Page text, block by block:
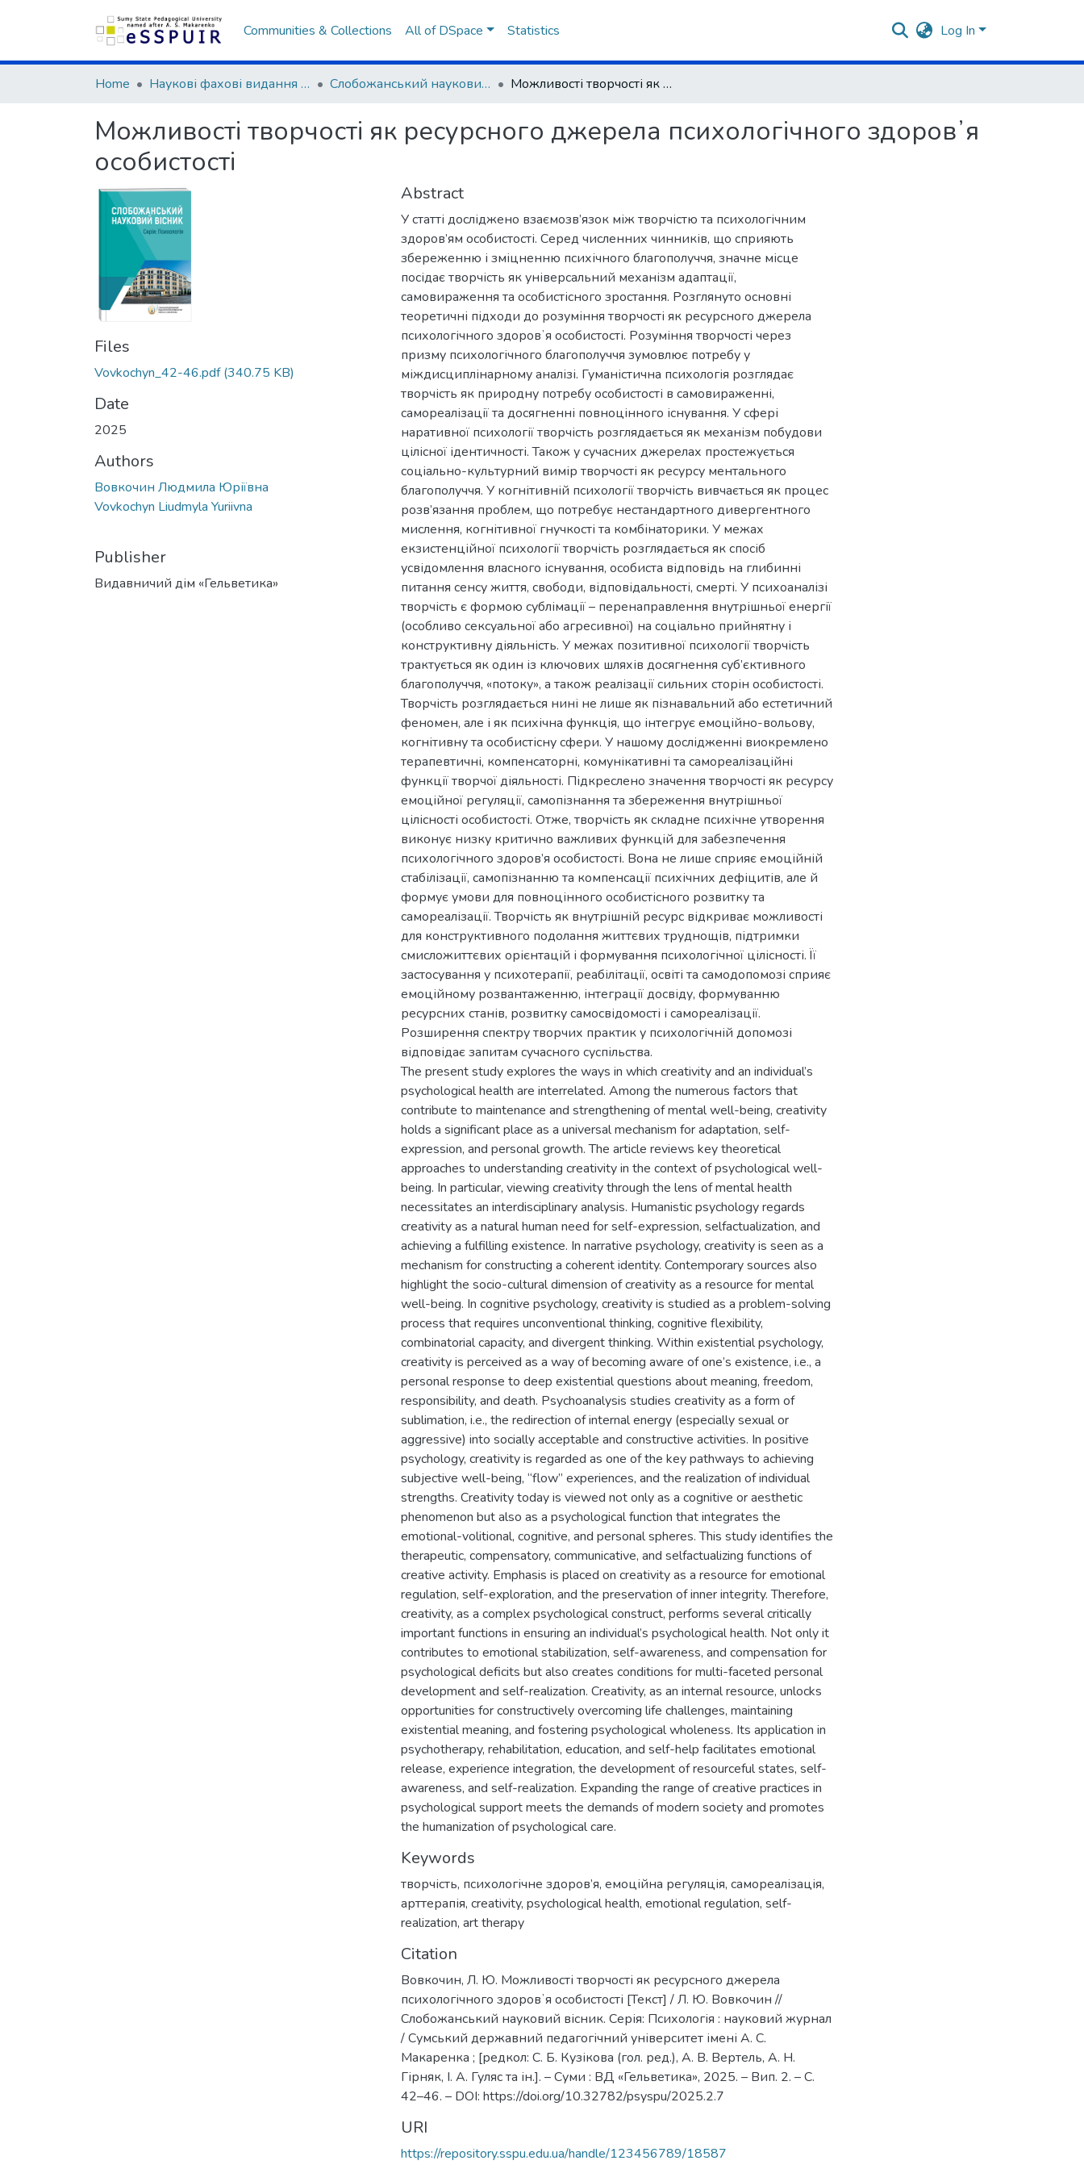
Communities & Collections All of DSpace Statistics Log In
Home Наукові фахові видання СумДПУ Слобожанський науковий вісник. Серія Психологія Можливості творчості як ресурсного джерела психологічного здоровʼя особистості
Можливості творчості як ресурсного джерела психологічного здоровʼя
особистості
Files
Vovkochyn_42-46.pdf(340.75 KB)
Date
2025
Authors
Вовкочин Людмила Юріївна
Vovkochyn Liudmyla Yuriivna
Publisher
Видавничий дім «Гельветика»
Abstract
У статті досліджено взаємозв’язок між творчістю та психологічним
здоров’ям особистості. Серед численних чинників, що сприяють
збереженню і зміцненню психічного благополуччя, значне місце
посідає творчість як універсальний механізм адаптації,
самовираження та особистісного зростання. Розглянуто основні
теоретичні підходи до розуміння творчості як ресурсного джерела
психологічного здоровʼя особистості. Розуміння творчості через
призму психологічного благополуччя зумовлює потребу у
міждисциплінарному аналізі. Гуманістична психологія розглядає
творчість як природну потребу особистості в самовираженні,
самореалізації та досягненні повноцінного існування. У сфері
наративної психології творчість розглядається як механізм побудови
цілісної ідентичності. Також у сучасних джерелах простежується
соціально-культурний вимір творчості як ресурсу ментального
благополуччя. У когнітивній психології творчість вивчається як процес
розв’язання проблем, що потребує нестандартного дивергентного
мислення, когнітивної гнучкості та комбінаторики. У межах
екзистенційної психології творчість розглядається як спосіб
усвідомлення власного існування, особиста відповідь на глибинні
питання сенсу життя, свободи, відповідальності, смерті. У психоаналізі
творчість є формою сублімації – перенаправлення внутрішньої енергії
(особливо сексуальної або агресивної) на соціально прийнятну і
конструктивну діяльність. У межах позитивної психології творчість
трактується як один із ключових шляхів досягнення суб’єктивного
благополуччя, «потоку», а також реалізації сильних сторін особистості.
Творчість розглядається нині не лише як пізнавальний або естетичний
феномен, але і як психічна функція, що інтегрує емоційно-вольову,
когнітивну та особистісну сфери. У нашому дослідженні виокремлено
терапевтичні, компенсаторні, комунікативні та самореалізаційні
функції творчої діяльності. Підкреслено значення творчості як ресурсу
емоційної регуляції, самопізнання та збереження внутрішньої
цілісності особистості. Отже, творчість як складне психічне утворення
виконує низку критично важливих функцій для забезпечення
психологічного здоров’я особистості. Вона не лише сприяє емоційній
стабілізації, самопізнанню та компенсації психічних дефіцитів, але й
формує умови для повноцінного особистісного розвитку та
самореалізації. Творчість як внутрішній ресурс відкриває можливості
для конструктивного подолання життєвих труднощів, підтримки
смисложиттєвих орієнтацій і формування психологічної цілісності. Її
застосування у психотерапії, реабілітації, освіті та самодопомозі сприяє
емоційному розвантаженню, інтеграції досвіду, формуванню
ресурсних станів, розвитку самосвідомості і самореалізації.
Розширення спектру творчих практик у психологічній допомозі
відповідає запитам сучасного суспільства.
The present study explores the ways in which creativity and an individual’s
psychological health are interrelated. Among the numerous factors that
contribute to maintenance and strengthening of mental well-being, creativity
holds a significant place as a universal mechanism for adaptation, self-
expression, and personal growth. The article reviews key theoretical
approaches to understanding creativity in the context of psychological well-
being. In particular, viewing creativity through the lens of mental health
necessitates an interdisciplinary analysis. Humanistic psychology regards
creativity as a natural human need for self-expression, selfactualization, and
achieving a fulfilling existence. In narrative psychology, creativity is seen as a
mechanism for constructing a coherent identity. Contemporary sources also
highlight the socio-cultural dimension of creativity as a resource for mental
well-being. In cognitive psychology, creativity is studied as a problem-solving
process that requires unconventional thinking, cognitive flexibility,
combinatorial capacity, and divergent thinking. Within existential psychology,
creativity is perceived as a way of becoming aware of one’s existence, i.e., a
personal response to deep existential questions about meaning, freedom,
responsibility, and death. Psychoanalysis studies creativity as a form of
sublimation, i.e., the redirection of internal energy (especially sexual or
aggressive) into socially acceptable and constructive activities. In positive
psychology, creativity is regarded as one of the key pathways to achieving
subjective well-being, “flow” experiences, and the realization of individual
strengths. Creativity today is viewed not only as a cognitive or aesthetic
phenomenon but also as a psychological function that integrates the
emotional-volitional, cognitive, and personal spheres. This study identifies the
therapeutic, compensatory, communicative, and selfactualizing functions of
creative activity. Emphasis is placed on creativity as a resource for emotional
regulation, self-exploration, and the preservation of inner integrity. Therefore,
creativity, as a complex psychological construct, performs several critically
important functions in ensuring an individual’s psychological health. Not only it
contributes to emotional stabilization, self-awareness, and compensation for
psychological deficits but also creates conditions for multi-faceted personal
development and self-realization. Creativity, as an internal resource, unlocks
opportunities for constructively overcoming life challenges, maintaining
existential meaning, and fostering psychological wholeness. Its application in
psychotherapy, rehabilitation, education, and self-help facilitates emotional
release, experience integration, the development of resourceful states, self-
awareness, and self-realization. Expanding the range of creative practices in
psychological support meets the demands of modern society and promotes
the humanization of psychological care.
Keywords
творчість, психологічне здоров’я, емоційна регуляція, самореалізація,
арттерапія, creativity, psychological health, emotional regulation, self-
realization, art therapy
Citation
Вовкочин, Л. Ю. Можливості творчості як ресурсного джерела
психологічного здоровʼя особистості [Текст] / Л. Ю. Вовкочин //
Слобожанський науковий вісник. Серія: Психологія : науковий журнал
/ Сумський державний педагогічний університет імені А. С.
Макаренка ; [редкол: С. Б. Кузікова (гол. ред.), А. В. Вертель, А. Н.
Гірняк, І. А. Гуляс та ін.]. – Суми : ВД «Гельветика», 2025. – Вип. 2. – С.
42–46. – DOI: https://doi.org/10.32782/psyspu/2025.2.7
URI
https://repository.sspu.edu.ua/handle/123456789/18587